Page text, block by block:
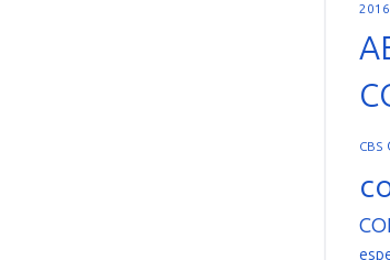
2016
CBS